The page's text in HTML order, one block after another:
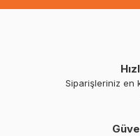
Siparişleriniz en